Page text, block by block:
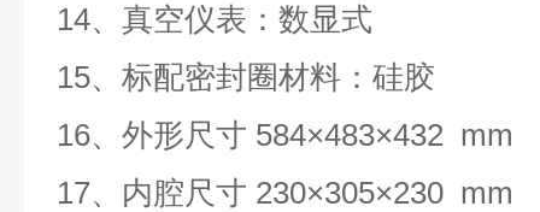
14、真空仪表：数显式
15、标配密封圈材料：硅胶
16、外形尺寸 584×483×432 mm
17、内腔尺寸 230×305×230 mm